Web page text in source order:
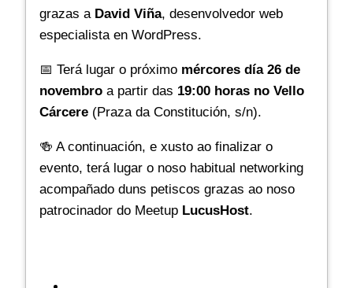
grazas a David Viña, desenvolvedor web
especialista en WordPress.
📅 Terá lugar o próximo mércores día 26 de
novembro a partir das 19:00 horas no Vello
Cárcere (Praza da Constitución, s/n).
🍻 A continuación, e xusto ao finalizar o
evento, terá lugar o noso habitual networking
acompañado duns petiscos grazas ao noso
patrocinador do Meetup LucusHost.